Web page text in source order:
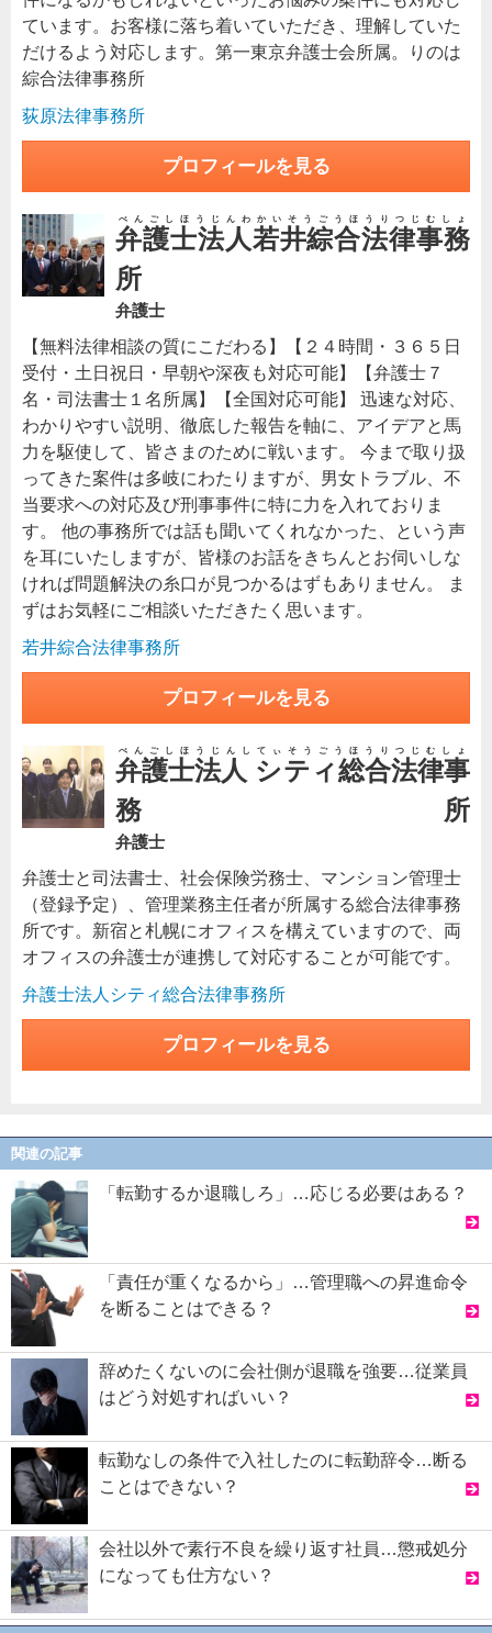
ています。お客様に落ち着いていただき、理解していた
だけるよう対応します。第一東京弁護士会所属。りのは
綜合法律事務所
荻原法律事務所
プロフィールを見る
弁護士法人若井綜合法律事務
所
べんごしほうじんわかいそうごうほうりつじむしょ
弁護士
【無料法律相談の質にこだわる】【２４時間・３６５日
受付・土日祝日・早朝や深夜も対応可能】【弁護士７
名・司法書士１名所属】【全国対応可能】 迅速な対応、
わかりやすい説明、徹底した報告を軸に、アイデアと馬
力を駆使して、皆さまのために戦います。 今まで取り扱
ってきた案件は多岐にわたりますが、男女トラブル、不
当要求への対応及び刑事事件に特に力を入れておりま
す。 他の事務所では話も聞いてくれなかった、という声
を耳にいたしますが、皆様のお話をきちんとお伺いしな
ければ問題解決の糸口が見つかるはずもありません。 ま
ずはお気軽にご相談いただきたく思います。
若井綜合法律事務所
プロフィールを見る
弁護士法人 シティ総合法律事
務所
べんごしほうじんしてぃそうごうほうりつじむしょ
弁護士
弁護士と司法書士、社会保険労務士、マンション管理士
（登録予定）、管理業務主任者が所属する総合法律事務
所です。新宿と札幌にオフィスを構えていますので、両
オフィスの弁護士が連携して対応することが可能です。
弁護士法人シティ総合法律事務所
プロフィールを見る
関連の記事
「転勤するか退職しろ」…応じる必要はある？
「責任が重くなるから」…管理職への昇進命令
を断ることはできる？
辞めたくないのに会社側が退職を強要…従業員
はどう対処すればいい？
転勤なしの条件で入社したのに転勤辞令…断る
ことはできない？
会社以外で素行不良を繰り返す社員…懲戒処分
になっても仕方ない？